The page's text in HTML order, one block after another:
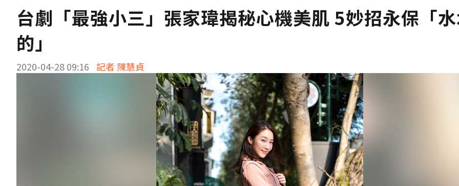
台劇「最強小三」張家瑋揭秘心機美肌 5妙招永保「
的」
2020-04-28 09:16 記者 陳慧貞